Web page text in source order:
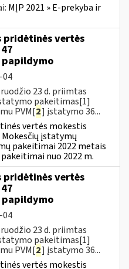
MĮP 2021 » E-prekyba ir
pridėtinės vertės
47
papildymo
04
23 d. priimtas
pakeitimas[1]
PVM[2] įstatymo 36...
vertės mokestis
Mokesčių įstatymų
pakeitimai 2022 metais
nuo 2022 m.
pridėtinės vertės
47
papildymo
04
23 d. priimtas
pakeitimas[1]
PVM[2] įstatymo 36...
vertės mokestis